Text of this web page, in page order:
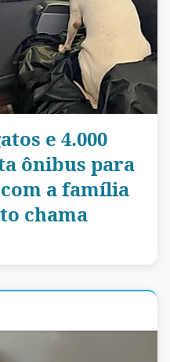
e 4.000
ônibus para
a família
chama